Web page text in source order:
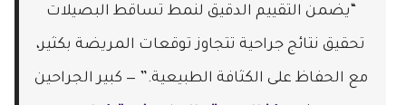
“يضمن التقييم الدقيق لنمط تساقط البصيلات
تحقيق نتائج جراحية تتجاوز توقعات المريضة بكثير،
مع الحفاظ على الكثافة الطبيعية.” — كبير الجراحين